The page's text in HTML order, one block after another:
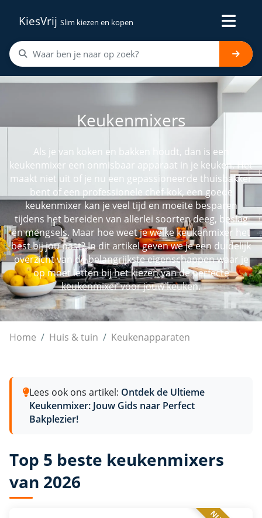
KiesVrij Slim kiezen en kopen
Keukenmixers
Als je van koken en bakken houdt, dan is een
keukenmixer een onmisbaar apparaat in je keuken. Het
maakt niet uit of je nu een gepassioneerde thuisbakker
bent of een professionele chef-kok, een goede
keukenmixer kan je veel tijd en moeite besparen
tijdens het bereiden van allerlei soorten deeg, beslag
en mengsels. Maar hoe weet je welke keukenmixer het
best bij jou past? In dit artikel geven we je een duidelijk
overzicht van de belangrijkste eigenschappen waar je
op moet letten bij het kiezen van de perfecte
keukenmixer voor jouw keuken.
Home Huis & tuin Keukenapparaten
Keukenmixers
Lees ook ons artikel: Ontdek de Ultieme
Keukenmixer: Jouw Gids naar Perfect
Bakplezier!
Top 5 beste keukenmixers
van 2026